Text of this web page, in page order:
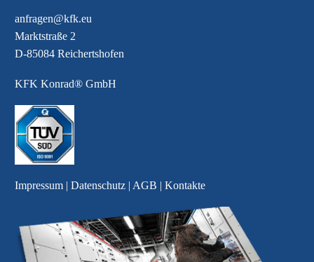
anfragen@kfk.eu
Marktstraße 2
D-85084 Reichertshofen
KFK Konrad® GmbH
Impressum | Datenschutz | AGB | Kontakte